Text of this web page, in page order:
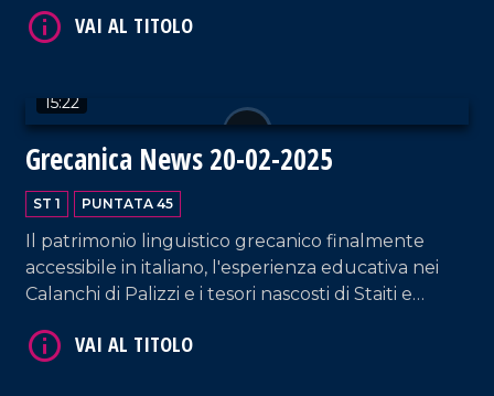
e tecnologia diventano leve per valorizzare il
15:22
Grecanica News 20-02-2025
ST 1 PUNTATA 45
Il patrimonio linguistico grecanico finalmente
accessibile in italiano, l'esperienza educativa nei
Calanchi di Palizzi e i tesori nascosti di Staiti e
VAI AL TITOLO
VAI AL TITOLO